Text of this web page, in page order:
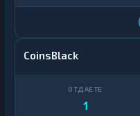
CoinsBlack
1